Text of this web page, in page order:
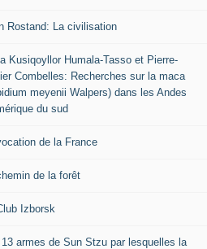
Rostand: La civilisation
Kusiqoyllor Humala-Tasso et Pierre-
Combelles: Recherches sur la maca
meyenii Walpers) dans les Andes
du sud
de la France
de la forêt
Izborsk
13 armes de Sun Stzu par lesquelles la